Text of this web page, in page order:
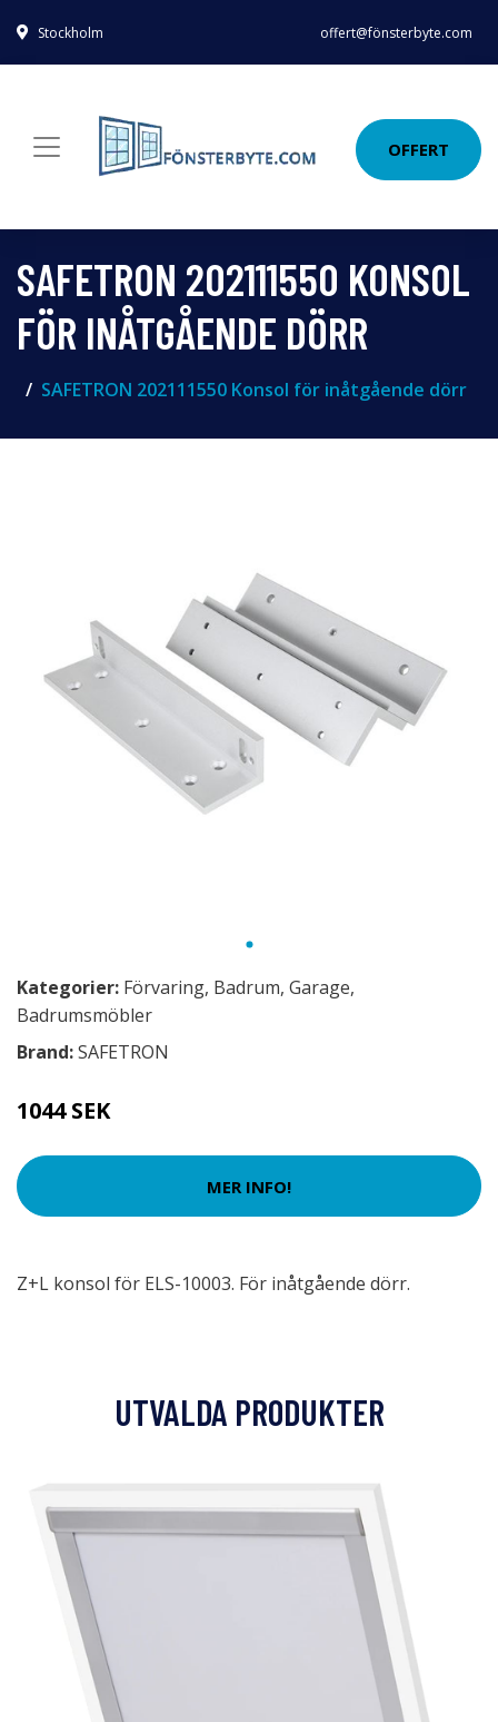
Stockholm offert@fönsterbyte.com
OFFERT
SAFETRON 202111550 KONSOL
FÖR INÅTGÅENDE DÖRR
SAFETRON 202111550 Konsol för inåtgående dörr
Kategorier: Förvaring, Badrum, Garage,
Badrumsmöbler
Brand:SAFETRON
1044 SEK
MER INFO!
Z+L konsol för ELS-10003. För inåtgående dörr.
UTVALDA PRODUKTER